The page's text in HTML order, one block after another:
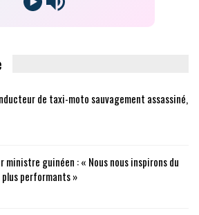
de taxi-moto sauvagement assassiné,
ministre guinéen : « Nous nous inspirons du
performants »